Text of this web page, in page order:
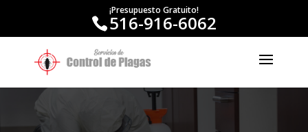
¡Presupuesto Gratuito!
516-916-6062